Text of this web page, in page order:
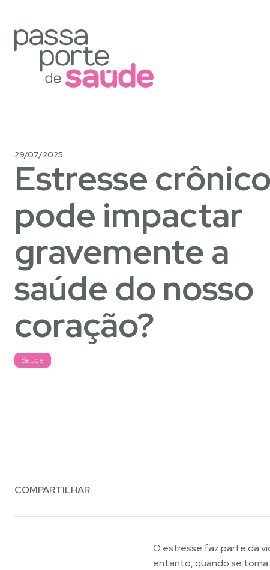
29/07/2025
Estresse crônico
pode impactar
gravemente a
saúde do nosso
coração?
Saúde
COMPARTILHAR
O estresse faz parte da
entanto, quando se